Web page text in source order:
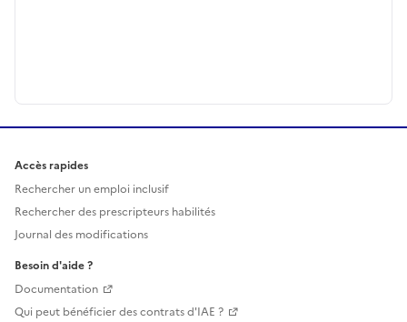
Accès rapides
Rechercher un emploi inclusif
Rechercher des prescripteurs habilités
Journal des modifications
Besoin d'aide ?
Documentation
Qui peut bénéficier des contrats d'IAE ?